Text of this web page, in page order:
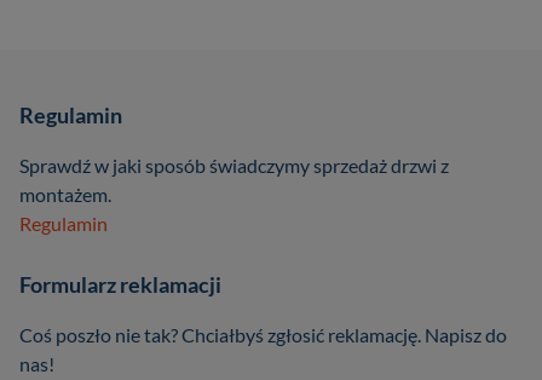
Regulamin
Sprawdź w jaki sposób świadczymy sprzedaż drzwi z
montażem.
Regulamin
Formularz reklamacji
Coś poszło nie tak? Chciałbyś zgłosić reklamację. Napisz do
nas!